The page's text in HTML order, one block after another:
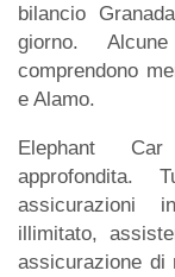
bilancio
giorno.
comprendono
e Alamo.
Elephant
assicurazioni
illimitato,
assicurazione di